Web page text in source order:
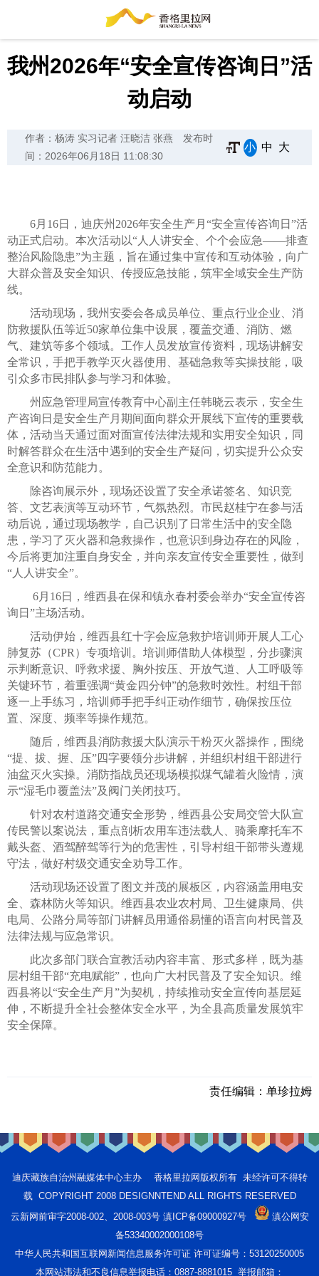
我州2026年“安全宣传咨询日”活
动启动
作者：杨涛 实习记者 汪晓洁 张燕
发布时
间：2026年06月18日 11:08:30
小 中 大
6月16日，迪庆州2026年安全生产月“安全宣传咨询日”活
动正式启动。本次活动以“人人讲安全、个个会应急——排查
整治风险隐患”为主题，旨在通过集中宣传和互动体验，向广
大群众普及安全知识、传授应急技能，筑牢全域安全生产防
线。
活动现场，我州安委会各成员单位、重点行业企业、消
防救援队伍等近50家单位集中设展，覆盖交通、消防、燃
气、建筑等多个领域。工作人员发放宣传资料，现场讲解安
全常识，手把手教学灭火器使用、基础急救等实操技能，吸
引众多市民排队参与学习和体验。
州应急管理局宣传教育中心副主任韩晓云表示，安全生
产咨询日是安全生产月期间面向群众开展线下宣传的重要载
体，活动当天通过面对面宣传法律法规和实用安全知识，同
时解答群众在生活中遇到的安全生产疑问，切实提升公众安
全意识和防范能力。
除咨询展示外，现场还设置了安全承诺签名、知识竞
答、文艺表演等互动环节，气氛热烈。市民赵桂宁在参与活
动后说，通过现场教学，自己识别了日常生活中的安全隐
患，学习了灭火器和急救操作，也意识到身边存在的风险，
今后将更加注重自身安全，并向亲友宣传安全重要性，做到
“人人讲安全”。
6月16日，维西县在保和镇永春村委会举办“安全宣传咨
询日”主场活动。
活动伊始，维西县红十字会应急救护培训师开展人工心
肺复苏（CPR）专项培训。培训师借助人体模型，分步骤演
示判断意识、呼救求援、胸外按压、开放气道、人工呼吸等
关键环节，着重强调“黄金四分钟”的急救时效性。村组干部
逐一上手练习，培训师手把手纠正动作细节，确保按压位
置、深度、频率等操作规范。
随后，维西县消防救援大队演示干粉灭火器操作，围绕
“提、拔、握、压”四字要领分步讲解，并组织村组干部进行
油盆灭火实操。消防指战员还现场模拟煤气罐着火险情，演
示“湿毛巾覆盖法”及阀门关闭技巧。
针对农村道路交通安全形势，维西县公安局交管大队宣
传民警以案说法，重点剖析农用车违法载人、骑乘摩托车不
戴头盔、酒驾醉驾等行为的危害性，引导村组干部带头遵规
守法，做好村级交通安全劝导工作。
活动现场还设置了图文并茂的展板区，内容涵盖用电安
全、森林防火等知识。维西县农业农村局、卫生健康局、供
电局、公路分局等部门讲解员用通俗易懂的语言向村民普及
法律法规与应急常识。
此次多部门联合宣教活动内容丰富、形式多样，既为基
层村组干部“充电赋能”，也向广大村民普及了安全知识。维
西县将以“安全生产月”为契机，持续推动安全宣传向基层延
伸，不断提升全社会整体安全水平，为全县高质量发展筑牢
安全保障。
责任编辑： 单珍拉姆
迪庆藏族自治州融媒体中心主办 香格里拉网版权所有 未经许可不得转
载 COPYRIGHT 2008 DESIGNNTEND ALL RIGHTS RESERVED
云新网前审字2008-002、2008-003号 滇ICP备09000927号
滇公网安
备53340002000108号
中华人民共和国互联网新闻信息服务许可证 许可证编号：53120250005
本网站违法和不良信息举报电话：0887-8881015 举报邮箱：